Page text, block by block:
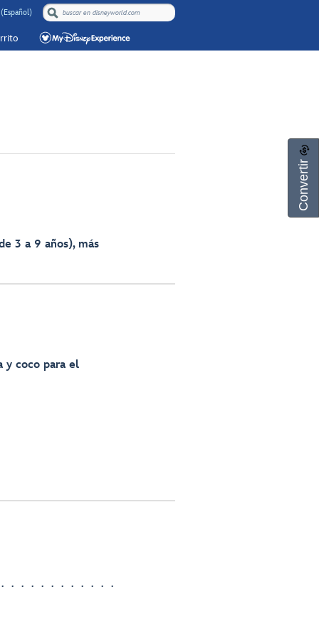
3 a 9 años), más
y coco para el
Convertir